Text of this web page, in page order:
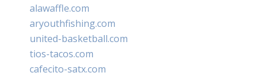
alawaffle.com
aryouthfishing.com
united-basketball.com
tios-tacos.com
cafecito-satx.com